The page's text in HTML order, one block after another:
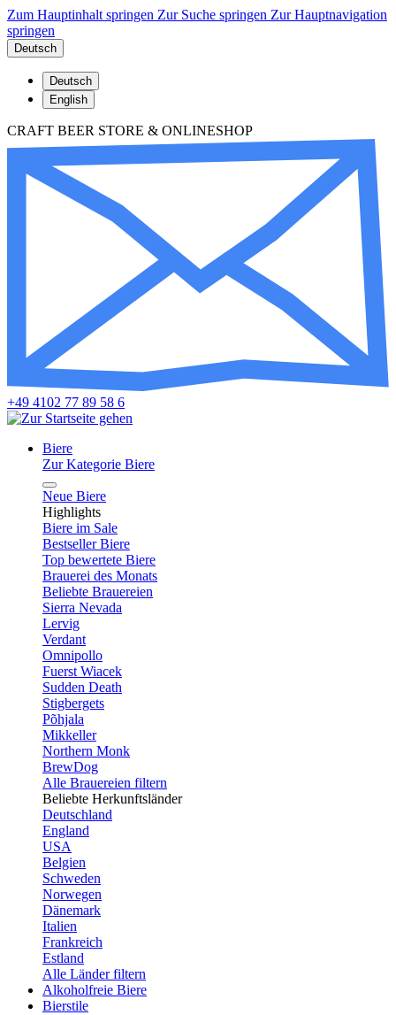
Zum Hauptinhalt springen Zur Suche springen Zur Hauptnavigation
springen
Deutsch
Deutsch
English
CRAFT BEER STORE & ONLINESHOP
+49 4102 77 89 58 6
Biere
Zur Kategorie Biere
Neue Biere
Highlights
Biere im Sale
Bestseller Biere
Top bewertete Biere
Brauerei des Monats
Beliebte Brauereien
Sierra Nevada
Lervig
Verdant
Omnipollo
Fuerst Wiacek
Sudden Death
Stigbergets
Põhjala
Mikkeller
Northern Monk
BrewDog
Alle Brauereien filtern
Beliebte Herkunftsländer
Deutschland
England
USA
Belgien
Schweden
Norwegen
Dänemark
Italien
Frankreich
Estland
Alle Länder filtern
Alkoholfreie Biere
Bierstile